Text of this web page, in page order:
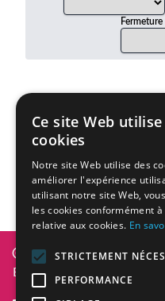
Fermeture
Aucun article
Diversity In Design 2026
BE0836.101.101
Ce site Web utilise
cookies
Notre site Web utilise des
améliorer l'expérience
utilisant notre site Web,
les cookies conformément
relative aux cookies. En
STRICTEMENT
PERFORMANCE